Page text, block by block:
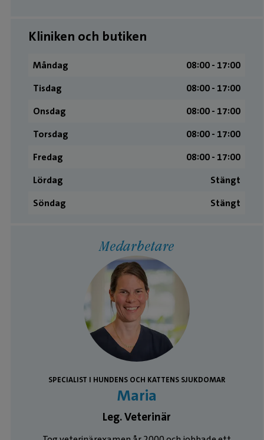
Kliniken och butiken
Måndag
08:00 ­- 17:00
Tisdag
08:00 ­- 17:00
Onsdag
08:00 ­- 17:00
Torsdag
08:00 ­- 17:00
Fredag
08:00 ­- 17:00
Lördag
Stängt
Söndag
Stängt
Medarbetare
SPECIALIST I HUNDENS OCH KATTENS SJUKDOMAR
Maria
Leg. Veterinär